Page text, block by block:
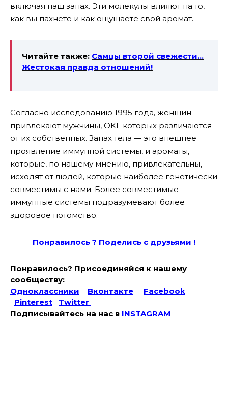
включая наш запах. Эти молекулы влияют на то,
как вы пахнете и как ощущаете свой аромат.
Читайте также: Самцы второй свежести…
Жестокая правда отношений!
Согласно исследованию 1995 года, женщин
привлекают мужчины, ОКГ которых различаются
от их собственных. Запах тела — это внешнее
проявление иммунной системы, и ароматы,
которые, по нашему мнению, привлекательны,
исходят от людей, которые наиболее генетически
совместимы с нами. Более совместимые
иммунные системы подразумевают более
здоровое потомство.
Понравилось ? Поделись с друзьями !
Понравилось? Присоединяйся к нашему
сообществу:
Одноклассники
Вконтакте
Facebook
Pinterest
Twitter
Подписывайтесь на наc в INSTAGRAM